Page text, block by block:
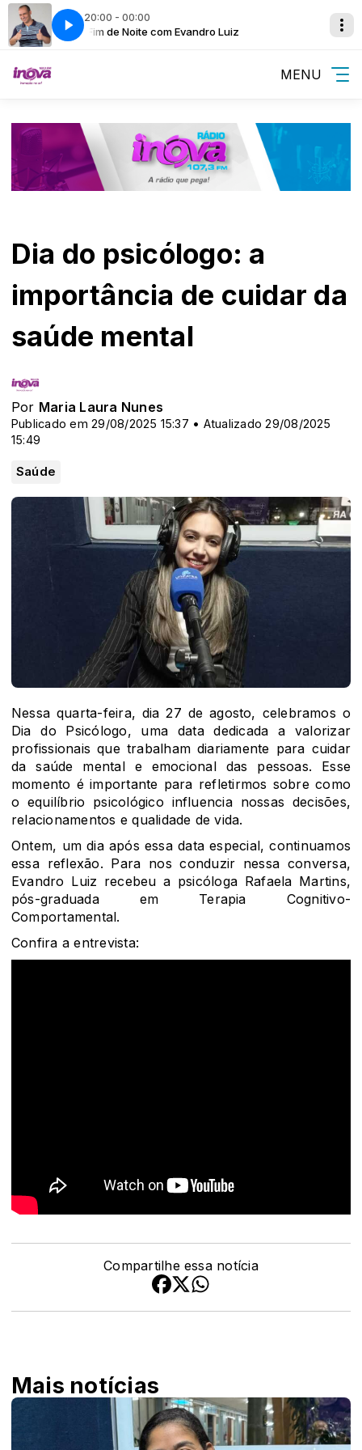
20:00 - 00:00
Fim de Noite com Evandro Luiz
MENU
Dia do psicólogo: a
importância de cuidar da
saúde mental
Por Maria Laura Nunes
Publicado em 29/08/2025 15:37 • Atualizado 29/08/2025
15:49
Saúde
Nessa quarta-feira, dia 27 de agosto, celebramos o
Dia do Psicólogo, uma data dedicada a valorizar
profissionais que trabalham diariamente para cuidar
da saúde mental e emocional das pessoas. Esse
momento é importante para refletirmos sobre como
o equilíbrio psicológico influencia nossas decisões,
relacionamentos e qualidade de vida.
Ontem, um dia após essa data especial, continuamos
essa reflexão. Para nos conduzir nessa conversa,
Evandro Luiz recebeu a psicóloga Rafaela Martins,
pós-graduada em Terapia Cognitivo-
Comportamental.
Confira a entrevista:
Compartilhe essa notícia
Mais notícias